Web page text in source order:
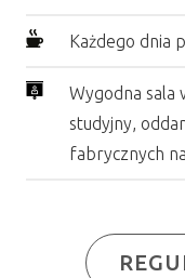
Każdego dnia
Wygodna sala
studyjny,
fabrycznych